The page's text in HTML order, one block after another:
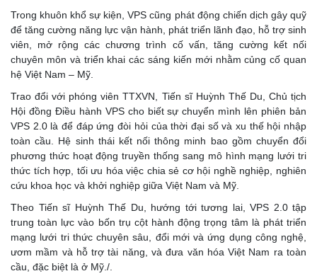
Trong khuôn khổ sự kiện, VPS cũng phát động chiến dịch gây quỹ
để tăng cường năng lực vận hành, phát triển lãnh đạo, hỗ trợ sinh
viên, mở rộng các chương trình cố vấn, tăng cường kết nối
chuyên môn và triển khai các sáng kiến mới nhằm củng cố quan
hệ Việt Nam – Mỹ.
Trao đổi với phóng viên TTXVN, Tiến sĩ Huỳnh Thế Du, Chủ tịch
Hội đồng Điều hành VPS cho biết sự chuyển mình lên phiên bản
VPS 2.0 là để đáp ứng đòi hỏi của thời đại số và xu thế hội nhập
toàn cầu. Hệ sinh thái kết nối thông minh bao gồm chuyển đổi
phương thức hoạt động truyền thống sang mô hình mạng lưới tri
thức tích hợp, tối ưu hóa việc chia sẻ cơ hội nghề nghiệp, nghiên
cứu khoa học và khởi nghiệp giữa Việt Nam và Mỹ.
Theo Tiến sĩ Huỳnh Thế Du, hướng tới tương lai, VPS 2.0 tập
trung toàn lực vào bốn trụ cột hành động trọng tâm là phát triển
mạng lưới tri thức chuyên sâu, đổi mới và ứng dụng công nghệ,
ươm mầm và hỗ trợ tài năng, và đưa văn hóa Việt Nam ra toàn
cầu, đặc biệt là ở Mỹ./.